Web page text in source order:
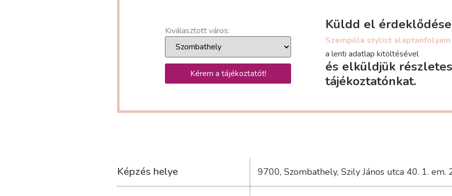
Kiválasztott város:
Kérem a tájékoztatót!
Küldd el
Szempilla stylist
a lenti adatlap kitöltésével
és elküldjük részletes
tájékoztatónkat.
Képzés helye 9700, Szombathely, Szily János utca 40. 1.